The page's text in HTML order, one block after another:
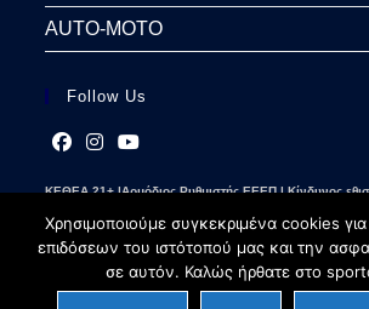
AUTO-MOTO
Follow Us
in
a
new
in
a
new
tab
in
a
new
tab
ΚΕΘΕΑ 21+ |Αρμόδιος Ρυθμιστής ΕΕΕΠ | Κίνδυνος
Χρησιμοποιούμε συγκεκριμένα cookies
επιδόσεων του ιστότοπού μας και την
σε αυτόν. Καλώς ήρθατε στο